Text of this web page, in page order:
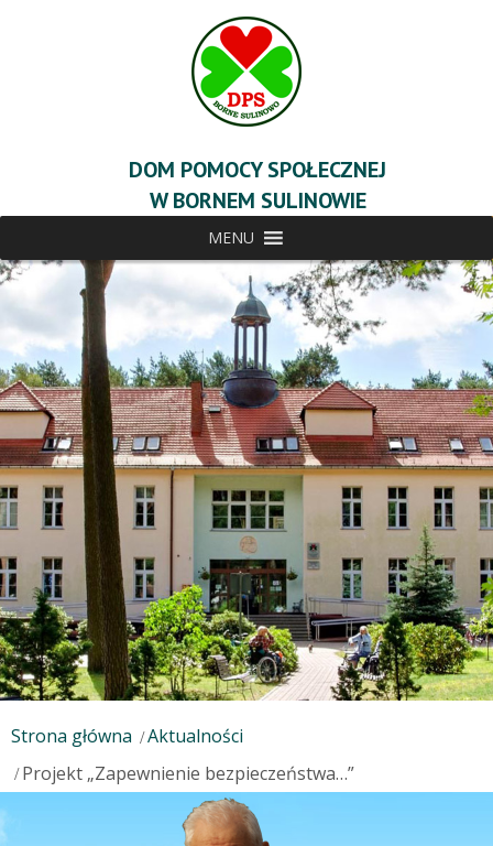
DOM POMOCY SPOŁECZNEJ
W BORNEM SULINOWIE
MENU
Strona główna
Aktualności
Projekt „Zapewnienie bezpieczeństwa…”